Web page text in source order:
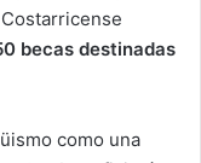
becas destinadas
como una